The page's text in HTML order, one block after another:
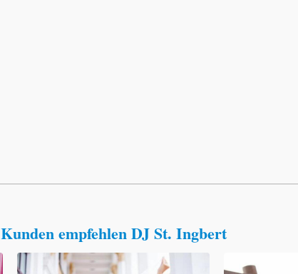
Kunden empfehlen DJ St. Ingbert